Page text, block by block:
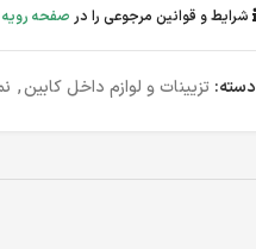
شرایط و قوانین مرجوعی را در صفحه رویه
دسته: تزیینات و لوازم داخل کابین,